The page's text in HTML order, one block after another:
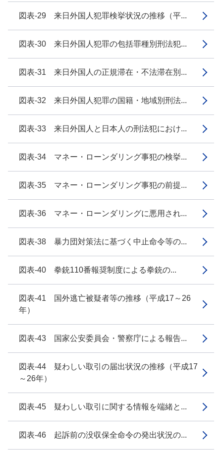
図表-29 来日外国人犯罪検挙状況の推移（平...
図表-30 来日外国人犯罪の包括罪種別刑法犯...
図表-31 来日外国人の正規滞在・不法滞在別...
図表-32 来日外国人犯罪の国籍・地域別刑法...
図表-33 来日外国人と日本人の刑法犯におけ...
図表-34 マネー・ローンダリング事犯の検挙...
図表-35 マネー・ローンダリング事犯の前提...
図表-36 マネー・ローンダリングに悪用され...
図表-38 暴力団対策法に基づく中止命令等の...
図表-40 拳銃110番報奨制度による拳銃の...
図表-41 国外逃亡被疑者等の推移（平成17～26
年）
図表-43 国家公安委員会・警察庁による報告...
図表-44 疑わしい取引の届出状況の推移（平成17
～26年）
図表-45 疑わしい取引に関する情報を端緒と...
図表-46 起訴前の没収保全命令の発出状況の...